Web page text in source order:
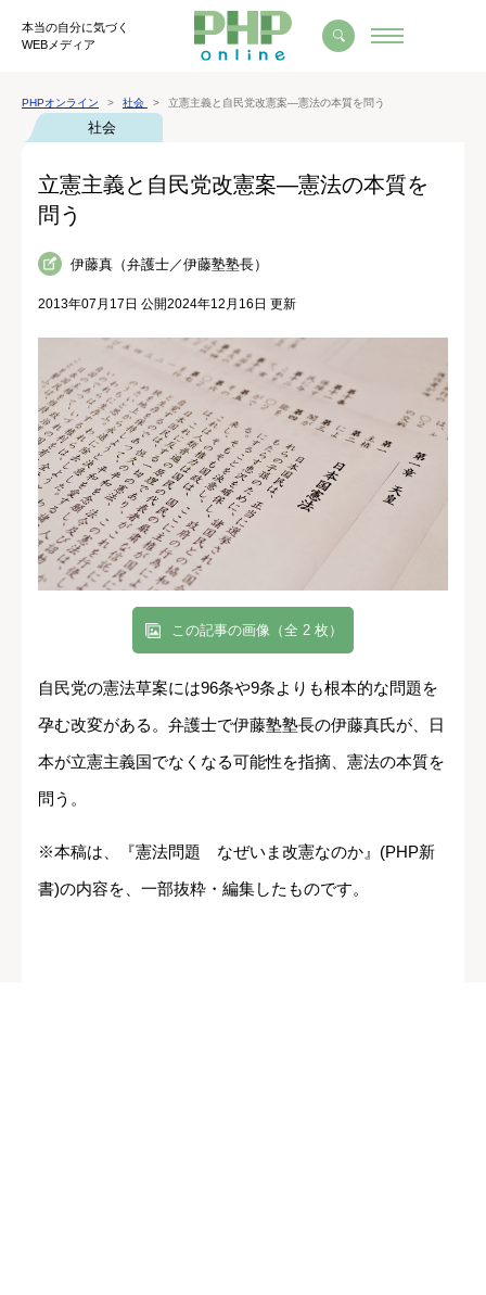
本当の自分に気づく
WEBメディア
PHPオンライン 社会 立憲主義と自民党改憲案―憲法の本質を問う
社会
立憲主義と自民党改憲案―憲法の本質を
問う
伊藤真（弁護士／伊藤塾塾長）
2013年07月17日 公開2024年12月16日 更新
この記事の画像（全 2 枚）
自民党の憲法草案には96条や9条よりも根本的な問題を
孕む改変がある。弁護士で伊藤塾塾長の伊藤真氏が、日
本が立憲主義国でなくなる可能性を指摘、憲法の本質を
問う。
※本稿は、『憲法問題 なぜいま改憲なのか』(PHP新
書)の内容を、一部抜粋・編集したものです。